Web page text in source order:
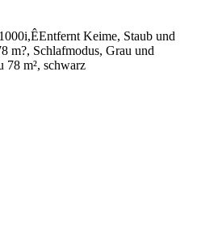
Keime, Staub und
m?, Schlafmodus, Grau und
78 m², schwarz